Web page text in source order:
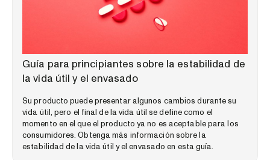
Guía para principiantes sobre la estabilidad de
la vida útil y el envasado
Su producto puede presentar algunos cambios durante su
vida útil, pero el final de la vida útil se define como el
momento en el que el producto ya no es aceptable para los
consumidores. Obtenga más información sobre la
estabilidad de la vida útil y el envasado en esta guía.